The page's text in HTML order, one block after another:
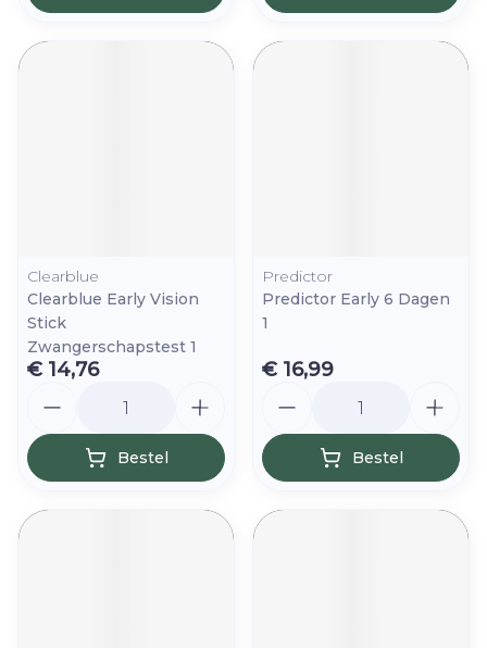
Clearblue
Clearblue Early Vision
Stick
Zwangerschapstest 1
€ 14,76
Bestel
Predictor
Predictor Early 6 Dagen
1
€ 16,99
Bestel